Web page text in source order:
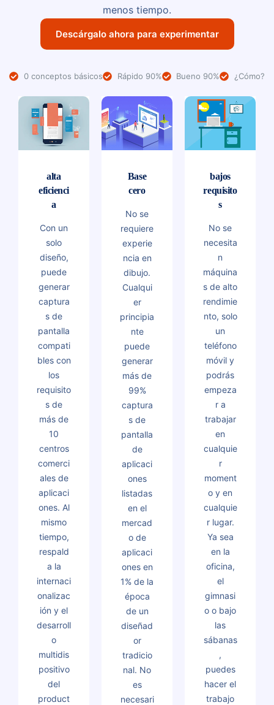
menos tiempo.
Descárgalo ahora para experimentar
0 conceptos básicos Rápido 90% Bueno 90% ¿Cómo?
alta
eficienci
a
Con un
solo
diseño,
puede
generar
captura
s de
pantalla
compati
bles con
los
requisito
s de
más de
10
centros
comerci
ales de
aplicaci
ones. Al
mismo
tiempo,
respald
a la
internaci
onalizac
ión y el
desarroll
o
multidis
positivo
del
product
Base
cero
No se
requiere
experie
ncia en
dibujo.
Cualqui
er
principia
nte
puede
generar
más de
99%
captura
s de
pantalla
de
aplicaci
ones
listadas
en el
mercad
o de
aplicaci
ones en
1% de la
época
de un
diseñad
or
tradicio
nal. No
es
necesari
bajos
requisito
s
No se
necesita
n
máquina
s de alto
rendimie
nto, solo
un
teléfono
móvil y
podrás
empeza
r a
trabajar
en
cualquie
r
moment
o y en
cualquie
r lugar.
Ya sea
en la
oficina,
el
gimnasi
o o bajo
las
sábanas
,
puedes
hacer el
trabajo